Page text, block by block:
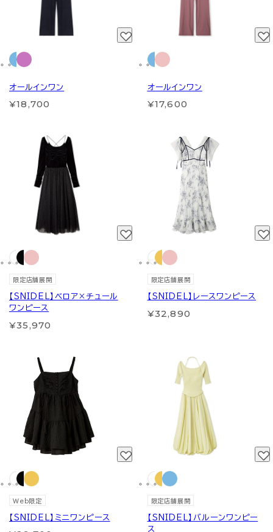
オールインワン
¥18,700
オールインワン
¥17,600
限定店舗展開
【SNIDEL】ベロア×チュール
ワンピース
¥35,970
限定店舗展開
【SNIDEL】レースワンピース
¥32,890
Web限定
【SNIDEL】ミニワンピース
限定店舗展開
【SNIDEL】バルーンワンピー
ス